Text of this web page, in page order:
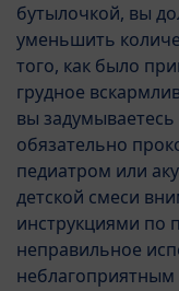
HiPP
0ОтзывыОставьте
HiPP
стандарта
бутылочкой, вы
уменьшить
того, как было
грудное
вы
обязательно
педиатром или
детской смеси
инструкциями по
неправильное
неблагоприятным